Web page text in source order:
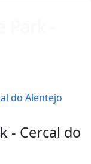
do Alentejo
- Cercal do